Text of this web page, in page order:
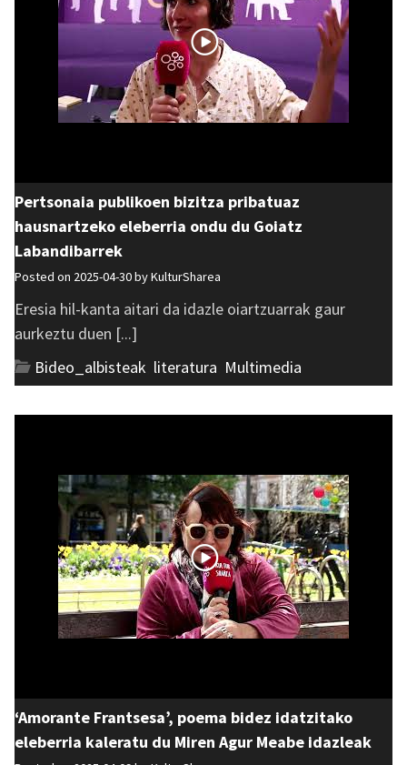
Pertsonaia publikoen bizitza pribatuaz
hausnartzeko eleberria ondu du Goiatz
Labandibarrek
Posted on 2025-04-30 byKulturSharea
Eresia hil-kanta aitari da idazle oiartzuarrak gaur
aurkeztu duen [...]
Bideo_albisteak literatura Multimedia
‘Amorante Frantsesa’, poema bidez idatzitako
eleberria kaleratu du Miren Agur Meabe idazleak